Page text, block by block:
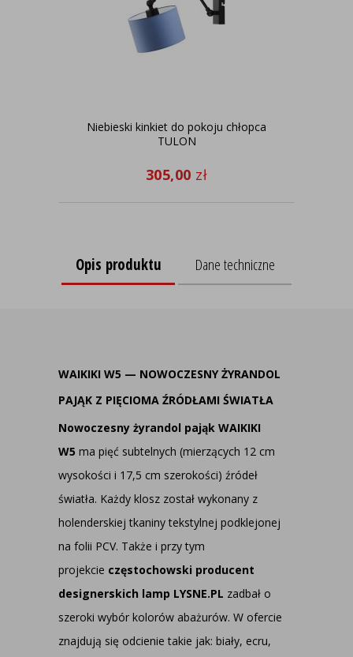
Niebieski kinkiet do pokoju chłopca
TULON
305,00 zł
Opis produktu Dane techniczne
WAIKIKI W5 — NOWOCZESNY ŻYRANDOL
PAJĄK Z PIĘCIOMA ŹRÓDŁAMI ŚWIATŁA
Nowoczesny żyrandol pająk WAIKIKI
W5 ma pięć subtelnych (mierzących 12 cm
wysokości i 17,5 cm szerokości) źródeł
światła. Każdy klosz został wykonany z
holenderskiej tkaniny tekstylnej podklejonej
na folii PCV. Także i przy tym
projekcie częstochowski producent
designerskich lamp LYSNE.PL zadbał o
szeroki wybór kolorów abażurów. W ofercie
znajdują się odcienie takie jak: biały, ecru,